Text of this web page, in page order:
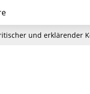
und erklärender